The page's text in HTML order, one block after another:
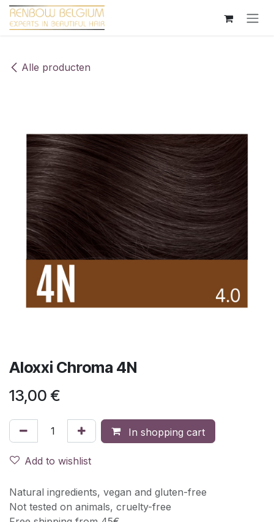
Overslaan naar inhoud
Alle producten
Aloxxi Chroma 4N
13,00 €
In shopping cart
Add to wishlist
Natural ingredients, vegan and gluten-free
Not tested on animals, cruelty-free